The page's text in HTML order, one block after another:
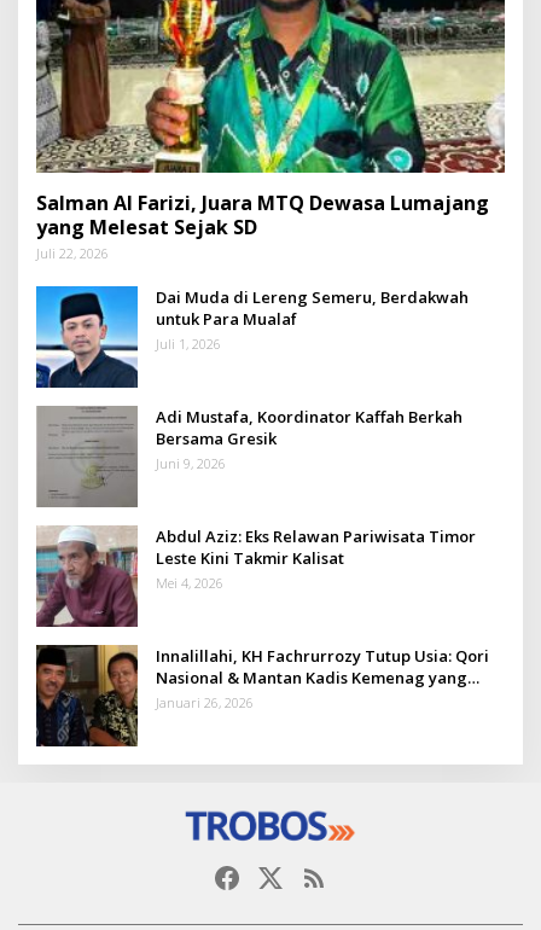
Salman Al Farizi, Juara MTQ Dewasa Lumajang
yang Melesat Sejak SD
Juli 22, 2026
Dai Muda di Lereng Semeru, Berdakwah
untuk Para Mualaf
Juli 1, 2026
Adi Mustafa, Koordinator Kaffah Berkah
Bersama Gresik
Juni 9, 2026
Abdul Aziz: Eks Relawan Pariwisata Timor
Leste Kini Takmir Kalisat
Mei 4, 2026
Innalillahi, KH Fachrurrozy Tutup Usia: Qori
Nasional & Mantan Kadis Kemenag yang
Penuh Teladan
Januari 26, 2026